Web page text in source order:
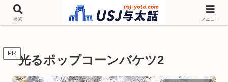
チケットやシーズンイベント ニンテンドーワールド アトラクションなどユニ
バを歩いて情報収集しています
PR 光るポップコーンバケツ2
検索 メニュー